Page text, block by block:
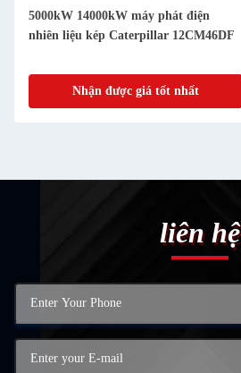
5000kW 14000kW máy phát điện
nhiên liệu kép Caterpillar 12CM46DF
Nhận được giá tốt nhất
liên hệ